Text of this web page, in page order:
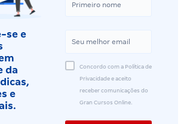
se e
da
e
Concordo com a Política de
Privacidade e aceito
receber comunicações do
Gran Cursos Online.